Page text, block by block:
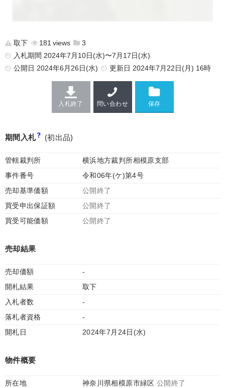
取下 181
3
入札期間 2024年7月10日(水)〜7月17日(水)
公開日 2024年6月26日(水) 更新日 2024年7月22日(月) 16時
入札終了 問い合わせ
期間入札 (初出品)
管轄裁判所
横浜地方裁判所相模原支部
事件番号
令和06年(ケ)第4号
売却基準価額
公開終了
買受申出保証額
公開終了
買受可能価額
公開終了
売却結果
売却価額
-
開札結果
取下
入札者数
-
落札者資格
-
開札日
2024年7月24日(水)
物件概要
所在地 神奈川県相模原市緑区 公開終了